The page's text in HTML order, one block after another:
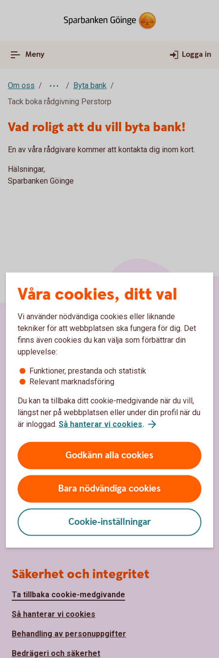
Meny Logga in
Om oss
Byta bank
Tack boka rådgivning Perstorp
Vad roligt att du vill byta bank!
En av våra rådgivare kommer att kontakta dig inom kort.
Hälsningar,
Sparbanken Göinge
Våra cookies, ditt val
Vi använder nödvändiga cookies eller liknande
tekniker för att webbplatsen ska fungera för dig. Det
finns även cookies du kan välja som förbättrar din
upplevelse:
Funktioner, prestanda och statistik
Relevant marknadsföring
Du kan ta tillbaka ditt cookie-medgivande när du vill,
längst ner på webbplatsen eller under din profil när du
är inloggad. Så hanterar vi cookies.
Godkänn alla cookies
Bara nödvändiga cookies
Cookie-inställningar
Sidfot
Hitta snabbt
Spärrhjälp
Bli kund
Priser, räntor och kurser
Om oss
Om oss
Hållbarhet
Samhällsengagemang
Jobba hos oss
Säkerhet och integritet
Ta tillbaka cookie-medgivande
Så hanterar vi cookies
Behandling av personuppgifter
Bedrägeri och säkerhet